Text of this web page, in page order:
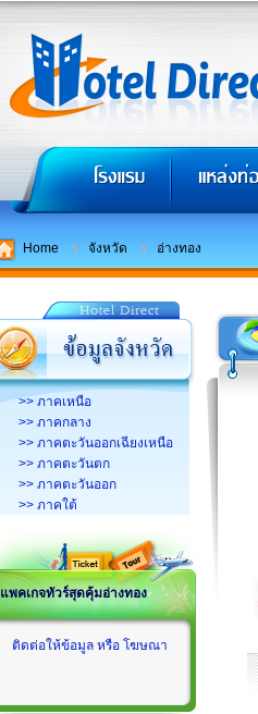
Home จังหวัด อ่างทอง
>> ภาคเหนือ
>> ภาคกลาง
>> ภาคตะวันออกเฉียงเหนือ
>> ภาคตะวันตก
>> ภาคตะวันออก
>> ภาคใต้
แพคเกจทัวร์สุดคุ้มอ่างทอง
ติดต่อให้ข้อมูล หรือ โฆษณา